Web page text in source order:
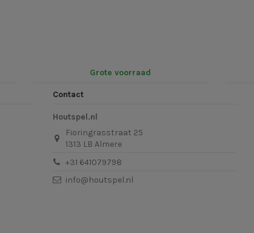
Grote voorraad
Contact
Houtspel.nl
Fioringrasstraat 25
1313 LB Almere
+31 641079798
info@houtspel.nl